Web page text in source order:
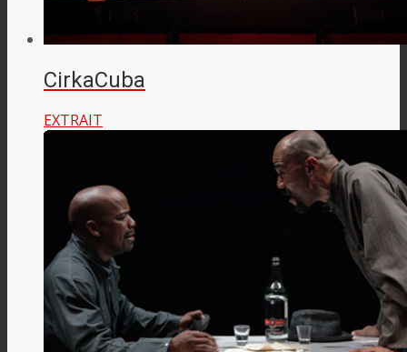
CirkaCuba
EXTRAIT